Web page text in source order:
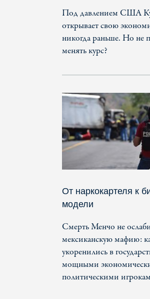
Под давлением США
открывает свою
никогда раньше. Но не
менять курс?
От наркокартеля к
модели
Смерть Менчо не
мексиканскую мафию:
укоренились в
мощными
политическими